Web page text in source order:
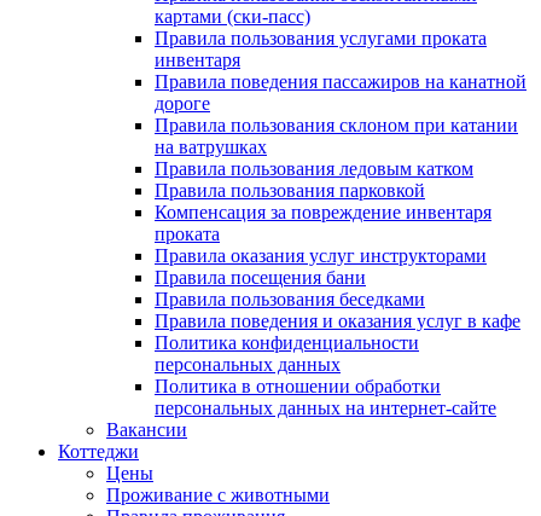
картами (ски-пасс)
Правила пользования услугами проката
инвентаря
Правила поведения пассажиров на канатной
дороге
Правила пользования склоном при катании
на ватрушках
Правила пользования ледовым катком
Правила пользования парковкой
Компенсация за повреждение инвентаря
проката
Правила оказания услуг инструкторами
Правила посещения бани
Правила пользования беседками
Правила поведения и оказания услуг в кафе
Политика конфиденциальности
персональных данных
Политика в отношении обработки
персональных данных на интернет-сайте
Вакансии
Коттеджи
Цены
Проживание с животными